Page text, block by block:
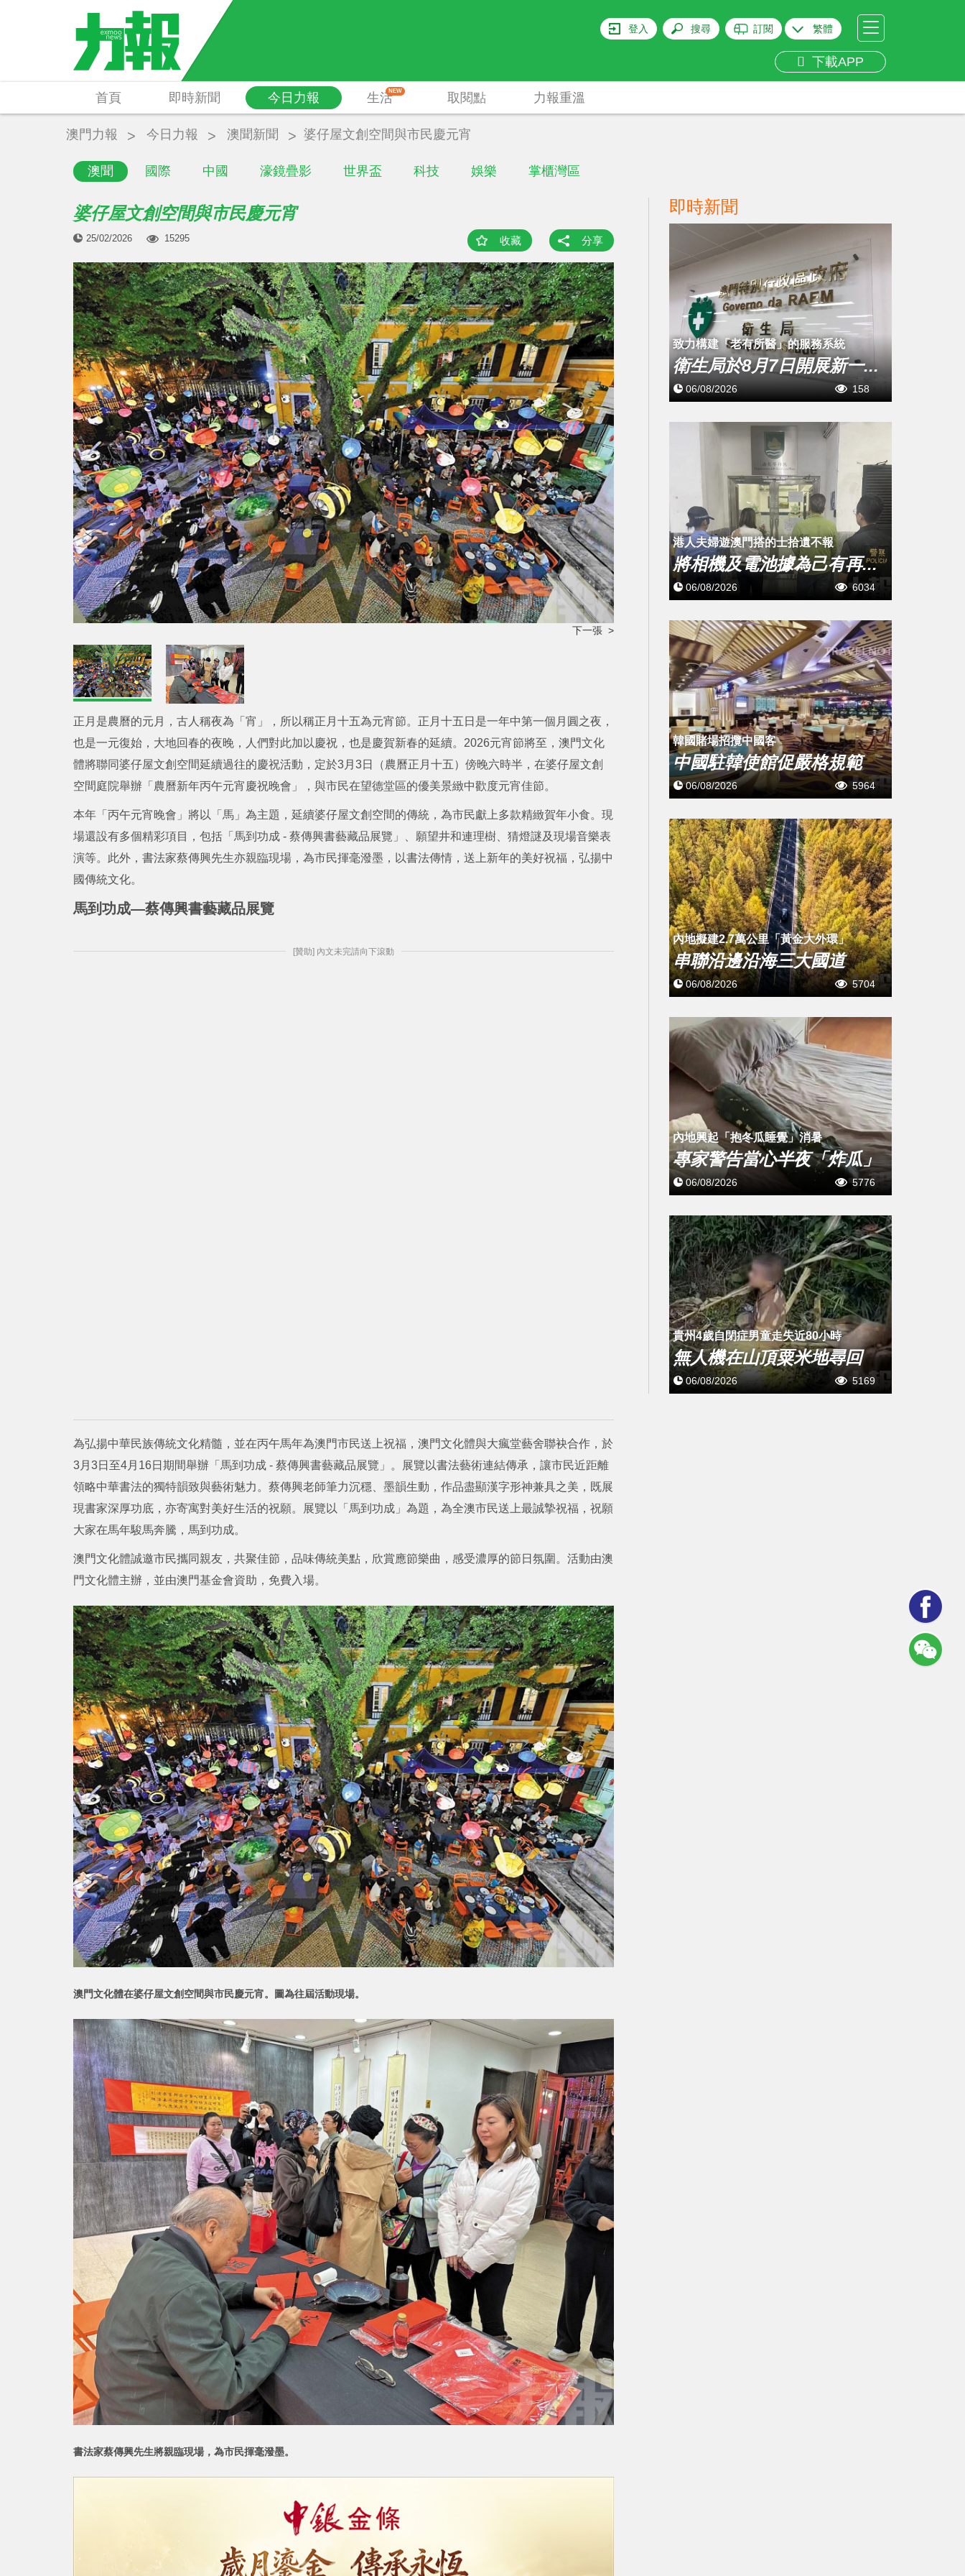
登入 搜尋 訂閱 繁體
下載APP
首頁 即時新聞 今日力報
澳聞 國際 中國 濠鏡疊影 世界盃 科技 娛樂 掌櫃灣區
生活NEW 取閱點 力報重溫
澳門力報 今日力報 澳聞新聞 婆仔屋文創空間與市民慶元宵
婆仔屋文創空間與市民慶元宵
25/02/2026 15295 收藏 分享
下一張 >
正月是農曆的元月，古人稱夜為「宵」，所以稱正月十五為元宵節。正月十五日是一年中第一個月圓之夜，
也是一元復始，大地回春的夜晚，人們對此加以慶祝，也是慶賀新春的延續。2026元宵節將至，澳門文化
體將聯同婆仔屋文創空間延續過往的慶祝活動，定於3月3日（農曆正月十五）傍晚六時半，在婆仔屋文創
空間庭院舉辦「農曆新年丙午元宵慶祝晚會」，與市民在望德堂區的優美景緻中歡度元宵佳節。
本年「丙午元宵晚會」將以「馬」為主題，延續婆仔屋文創空間的傳統，為市民獻上多款精緻賀年小食。現
場還設有多個精彩項目，包括「馬到功成 - 蔡傳興書藝藏品展覽」、願望井和連理樹、猜燈謎及現場音樂表
演等。此外，書法家蔡傳興先生亦親臨現場，為市民揮毫潑墨，以書法傳情，送上新年的美好祝福，弘揚中
國傳統文化。
馬到功成—蔡傳興書藝藏品展覽
[贊助] 內文未完請向下滾動
為弘揚中華民族傳統文化精髓，並在丙午馬年為澳門市民送上祝福，澳門文化體與大瘋堂藝舍聯袂合作，於
3月3日至4月16日期間舉辦「馬到功成 - 蔡傳興書藝藏品展覽」。展覽以書法藝術連結傳承，讓市民近距離
領略中華書法的獨特韻致與藝術魅力。蔡傳興老師筆力沉穩、墨韻生動，作品盡顯漢字形神兼具之美，既展
現書家深厚功底，亦寄寓對美好生活的祝願。展覽以「馬到功成」為題，為全澳市民送上最誠摯祝福，祝願
大家在馬年駿馬奔騰，馬到功成。
澳門文化體誠邀市民攜同親友，共聚佳節，品味傳統美點，欣賞應節樂曲，感受濃厚的節日氛圍。活動由澳
門文化體主辦，並由澳門基金會資助，免費入場。
澳門文化體在婆仔屋文創空間與市民慶元宵。圖為往屆活動現場。
書法家蔡傳興先生將親臨現場，為市民揮毫潑墨。
即時新聞
致力構建「老有所醫」的服務系統
衛生局於8月7日開展新一...
06/08/2026 158
​港人夫婦遊澳門搭的士拾遺不報
將相機及電池據為己有再...
06/08/2026 6034
韓國賭場招攬中國客
中國駐韓使館促嚴格規範
06/08/2026 5964
內地擬建2.7萬公里「黃金大外環」
串聯沿邊沿海三大國道
06/08/2026 5704
內地興起「抱冬瓜睡覺」消暑
專家警告當心半夜「炸瓜」
06/08/2026 5776
貴州4歲自閉症男童走失近80小時
無人機在山頂粟米地尋回
06/08/2026 5169